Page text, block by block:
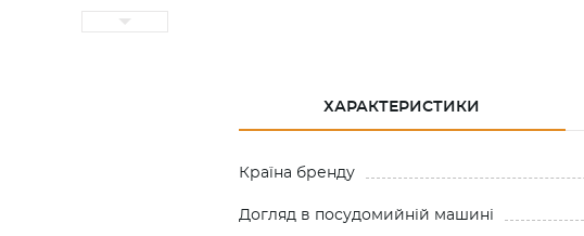
ХАРАКТЕРИСТИКИ
Країна бренду
Догляд в посудомийній машині